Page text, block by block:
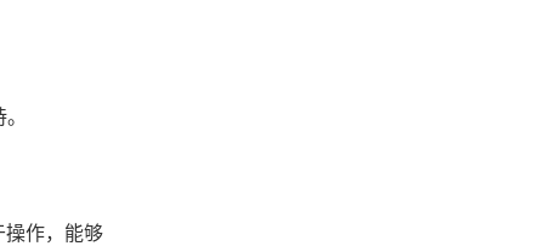
作，能够